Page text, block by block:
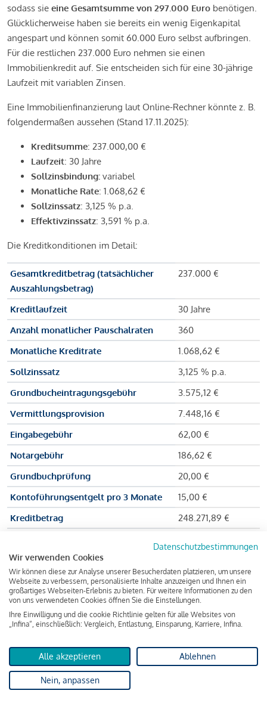
sodass sie eine Gesamtsumme von 297.000 Euro benötigen.
Glücklicherweise haben sie bereits ein wenig Eigenkapital
angespart und können somit 60.000 Euro selbst aufbringen.
Für die restlichen 237.000 Euro nehmen sie einen
Immobilienkredit auf. Sie entscheiden sich für eine 30-jährige
Laufzeit mit variablen Zinsen.
Eine Immobilienfinanzierung laut Online-Rechner könnte z. B.
folgendermaßen aussehen (Stand 17.11.2025):
Kreditsumme: 237.000,00 €
Laufzeit: 30 Jahre
Sollzinsbindung: variabel
Monatliche Rate: 1.068,62 €
Sollzinssatz: 3,125 % p.a.
Effektivzinssatz: 3,591 % p.a.
Die Kreditkonditionen im Detail:
Gesamtkreditbetrag (tatsächlicher
Auszahlungsbetrag)
237.000 €
Kreditlaufzeit
30 Jahre
Anzahl monatlicher Pauschalraten
360
Monatliche Kreditrate
1.068,62 €
Sollzinssatz
3,125 % p.a.
Grundbucheintragungsgebühr
3.575,12 €
Vermittlungsprovision
7.448,16 €
Eingabegebühr
62,00 €
Notargebühr
186,62 €
Grundbuchprüfung
20,00 €
Kontoführungsentgelt pro 3 Monate
15,00 €
Kreditbetrag
248.271,89 €
Zu zahlender Gesamtbetrag
Kreditvermittler
INFINA Credit
Broker GmbH
von 237.000 Euro ausgezahlt, um die Wohnung zu kaufen.
Darüber hinaus fallen aber noch einige Gebühren an (z. B. die
Grundbucheintragungsgebühr), sodass die Bank den
Datenschutzbestimmungen
Wir verwenden Cookies
Wir können diese zur Analyse unserer Besucherdaten platzieren, um unsere
Webseite zu verbessern, personalisierte Inhalte anzuzeigen und Ihnen ein
großartiges Webseiten-Erlebnis zu bieten. Für weitere Informationen zu den
von uns verwendeten Cookies öffnen Sie die Einstellungen.
Ihre Einwilligung und die cookie Richtlinie gelten für alle Websites von
„Infina“, einschließlich: Vergleich, Entlastung, Einsparung, Karriere, Infina.
Alle akzeptieren Ablehnen
Nein, anpassen